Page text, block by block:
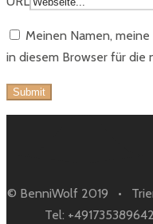
Meinen Namen,
in diesem Browser für die
© BenniWolf 2019 •
Tel: